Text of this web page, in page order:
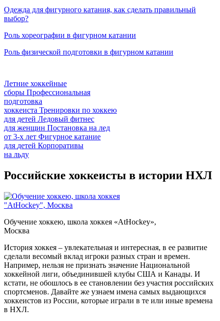
Одежда для фигурного катания, как сделать правильный
выбор?
Роль хореографии в фигурном катании
Роль физической подготовки в фигурном катании
Летние хоккейные
сборы Профессиональная
подготовка
хоккеиста Тренировки по хоккею
для детей Ледовый фитнес
для женщин Постановка на лед
от 3-х лет Фигурное катание
для детей Корпоративы
на льду
Российские хоккеисты в истории НХЛ
Обучение хоккею, школа хоккея «AtHockey»,
Москва
История хоккея – увлекательная и интересная, в ее развитие
сделали весомый вклад игроки разных стран и времен.
Например, нельзя не признать значение Национальной
хоккейной лиги, объединившей клубы США и Канады. И
кстати, не обошлось в ее становлении без участия российских
спортсменов. Давайте же узнаем имена самых выдающихся
хоккеистов из России, которые играли в те или иные времена
в НХЛ.